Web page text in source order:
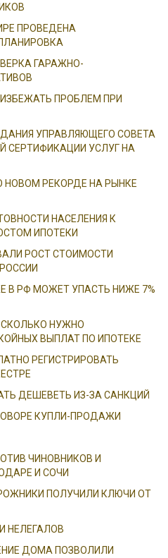
ПРОВЕДЕНА
ГАРАЖНО-
ПРОБЛЕМ ПРИ
УПРАВЛЯЮЩЕГО СОВЕТА
СЕРТИФИКАЦИИ УСЛУГ НА
НОВОМ РЕКОРДЕ НА РЫНКЕ
НАСЕЛЕНИЯ К
ИПОТЕКИ
РОСТ СТОИМОСТИ
В РФ МОЖЕТ УПАСТЬ НИЖЕ 7%
НУЖНО
ВЫПЛАТ ПО ИПОТЕКЕ
РЕГИСТРИРОВАТЬ
ДЕШЕВЕТЬ ИЗ-ЗА САНКЦИЙ
КУПЛИ-ПРОДАЖИ
ЧИНОВНИКОВ И
И СОЧИ
ПОЛУЧИЛИ КЛЮЧИ ОТ
НЕЛЕГАЛОВ
ДОМА ПОЗВОЛИЛИ